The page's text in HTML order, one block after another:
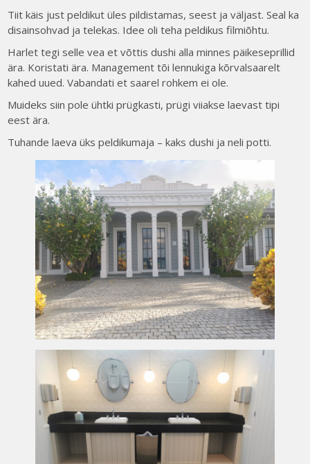
Tiit käis just peldikut üles pildistamas, seest ja väljast. Seal ka
disainsohvad ja telekas. Idee oli teha peldikus filmiõhtu.
Harlet tegi selle vea et võttis dushi alla minnes päikeseprillid
ära. Koristati ära. Management tõi lennukiga kõrvalsaarelt
kahed uued. Vabandati et saarel rohkem ei ole.
Muideks siin pole ühtki prügkasti, prügi viiakse laevast tipi
eest ära.
Tuhande laeva üks peldikumaja – kaks dushi ja neli potti.